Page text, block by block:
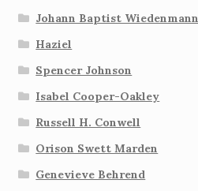
Johann Baptist Wiedenmann
Haziel
Spencer Johnson
Isabel Cooper-Oakley
Russell H. Conwell
Orison Swett Marden
Genevieve Behrend